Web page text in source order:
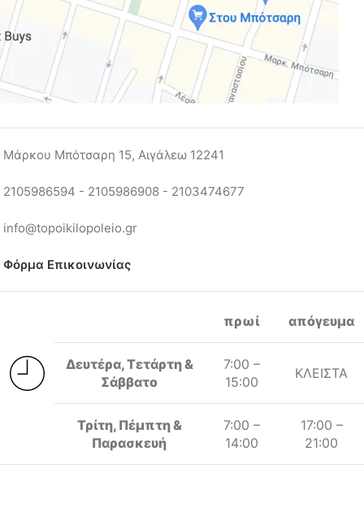
Μάρκου Μπότσαρη 15, Αιγάλεω 12241
2105986594 - 2105986908 - 2103474677
info@topoikilopoleio.gr
Φόρμα Επικοινωνίας
πρωί απόγευμα
Δευτέρα, Τετάρτη &
Σάββατο
7:00 –
15:00
ΚΛΕΙΣΤΑ
Τρίτη, Πέμπτη &
Παρασκευή
7:00 –
14:00
17:00 –
21:00